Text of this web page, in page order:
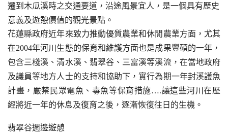
遷到木瓜溪時之交通要道，沿途風景宜人，是一個具有歷史
意義及遊憩價值的觀光景點。
花蓮縣政府近年來致力推動優質農業和休閒農業方面，尤其
在2004年河川生態的保育和維護方面也是成果豐碩的一年，
包含三棧溪、清水溪、翡翠谷、三富溪等溪流，在當地政府
及議員等地方人士的支持和協助下，實行為期一年封溪護魚
計畫，嚴禁民眾電魚、毒魚等保育措施….讓這些河川在歷
經將近一年的休息及復育之後，逐漸恢復往日的生機。
翡翠谷週邊遊憩